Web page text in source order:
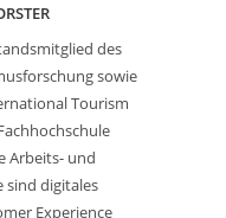
des
sowie
Tourism
Arbeits- und
sind digitales
Experience